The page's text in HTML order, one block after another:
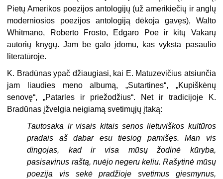
Pietų Amerikos poezijos antologijų (už amerikiečių ir anglų
moderniosios poezijos antologiją dėkoja gavęs), Walto
Whitmano, Roberto Frosto, Edgaro Poe ir kitų Vakarų
autorių knygų. Jam be galo įdomu, kas vyksta pasaulio
literatūroje.
K. Bradūnas ypač džiaugiasi, kai E. Matuzevičius atsiunčia
jam liaudies meno albumą, „Sutartines“, „Kupiškėnų
senovę“, „Patarles ir priežodžius“. Net ir tradicijoje K.
Bradūnas įžvelgia neigiamą svetimųjų įtaką:
Tautosaka ir visais kitais senos lietuviškos kultūros
pradais aš dabar esu tiesiog pamišęs. Man vis
dingojas, kad ir visa mūsų žodinė kūryba,
pasisavinus raštą, nuėjo negeru keliu. Rašytinė mūsų
poezija vis sekė pradžioje svetimus giesmynus,